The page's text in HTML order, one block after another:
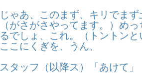
じゃあ、このまず、キリでま
（がさがさやってます。）め
るでしょ、これ。（トントン
ここにくぎを、うん、
スタッフ（以降ス）「あけて」